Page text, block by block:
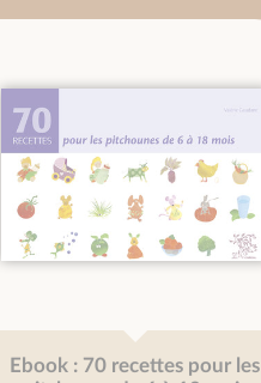
Ebook : 70 recettes pour les